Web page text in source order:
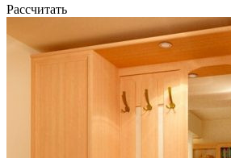
Рассчитать